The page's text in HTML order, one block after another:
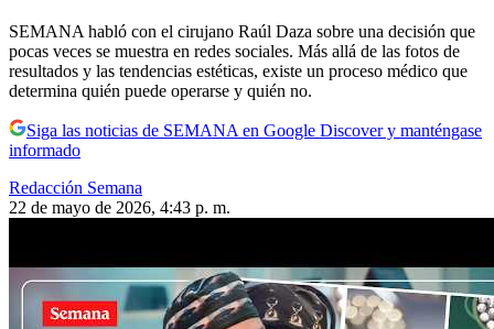
SEMANA habló con el cirujano Raúl Daza sobre una decisión que
pocas veces se muestra en redes sociales. Más allá de las fotos de
resultados y las tendencias estéticas, existe un proceso médico que
determina quién puede operarse y quién no.
Siga las noticias de SEMANA en Google Discover y manténgase
informado
Redacción Semana
22 de mayo de 2026, 4:43 p. m.